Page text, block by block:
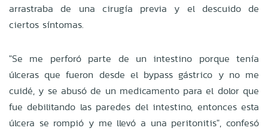
arrastraba de una cirugía previa y el descuido de
ciertos síntomas.
"Se me perforó parte de un intestino porque tenía
úlceras que fueron desde el bypass gástrico y no me
cuidé, y se abusó de un medicamento para el dolor que
fue debilitando las paredes del intestino, entonces esta
úlcera se rompió y me llevó a una peritonitis", confesó